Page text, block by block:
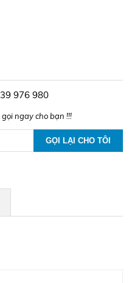
976 980
ngay cho bạn !!!